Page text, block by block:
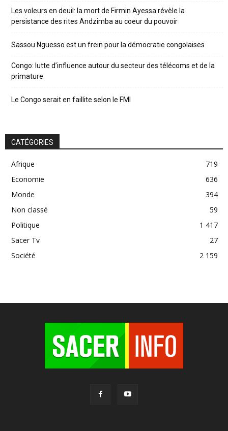
Les voleurs en deuil: la mort de Firmin Ayessa révèle la
persistance des rites Andzimba au coeur du pouvoir
Sassou Nguesso est un frein pour la démocratie congolaises
Congo: lutte d’influence autour du secteur des télécoms et de la
primature
Le Congo serait en faillite selon le FMI
CATÉGORIES
Afrique
719
Economie
636
Monde
394
Non classé
59
Politique
1 417
Sacer Tv
27
Société
2 159